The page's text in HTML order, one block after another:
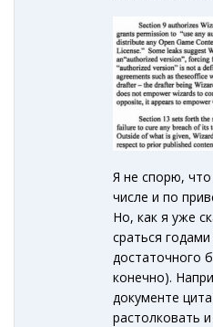
Я не спорю,
числе и по
Но, как я уже
сраться
достаточного
конечно).
документе
растолковать